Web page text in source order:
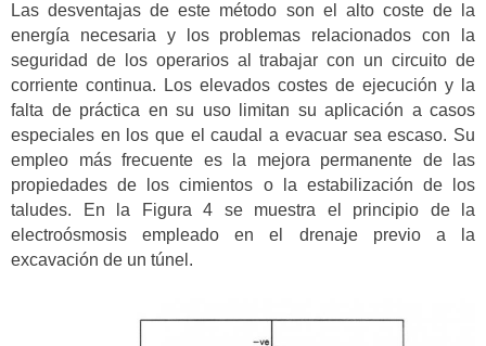
Las desventajas de este método son el alto coste de la
energía necesaria y los problemas relacionados con la
seguridad de los operarios al trabajar con un circuito de
corriente continua. Los elevados costes de ejecución y la
falta de práctica en su uso limitan su aplicación a casos
especiales en los que el caudal a evacuar sea escaso. Su
empleo más frecuente es la mejora permanente de las
propiedades de los cimientos o la estabilización de los
taludes. En la Figura 4 se muestra el principio de la
electroósmosis empleado en el drenaje previo a la
excavación de un túnel.